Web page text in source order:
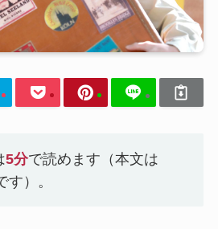
5分で読めます（本文は
す）。